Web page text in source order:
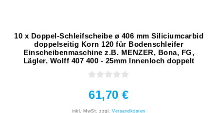
10 x Doppel-Schleifscheibe ø 406 mm Siliciumcarbid
doppelseitig Korn 120 für Bodenschleifer
Einscheibenmaschine z.B. MENZER, Bona, FG,
Lägler, Wolff 407 400 - 25mm Innenloch doppelt
61,70 €
inkl. MwSt. zzgl.Versandkosten